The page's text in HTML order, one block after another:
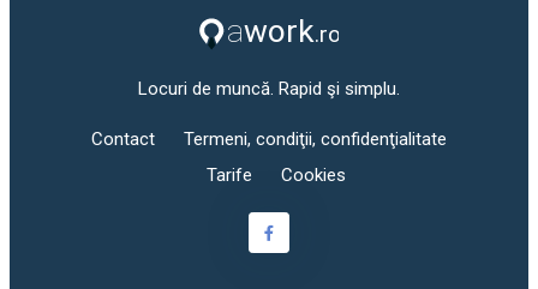
Locuri de muncă. Rapid şi simplu.
Contact
Termeni, condiţii, confidenţialitate
Tarife
Cookies